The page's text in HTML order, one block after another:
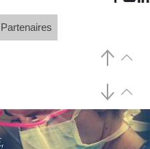
Partenaires